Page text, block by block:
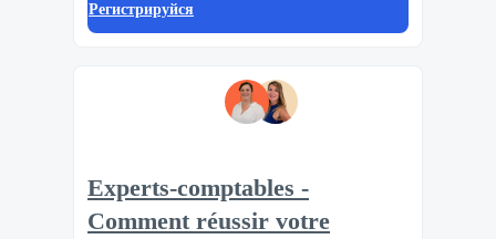
Регистрируйся
Experts-comptables -
Comment réussir votre